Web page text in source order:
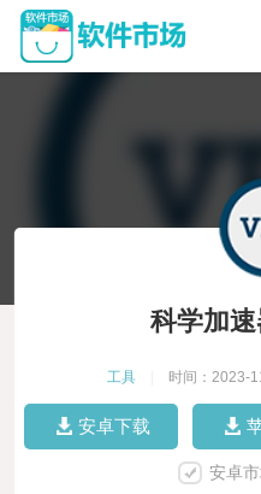
科学加
工具 时间：2023-
安卓下载
安卓